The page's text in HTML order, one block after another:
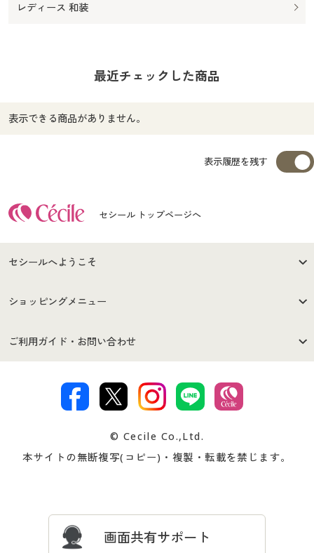
レディース 和装
最近チェックした商品
表示できる商品がありません。
表示履歴を残す
セシール トップページへ
セシールへようこそ
はじめての方へ
セシールご利用規約
著作権・商標について 会社案内
ショッピングメニュー
商品カテゴリ
プレゼント＆キャンペーン サイトマップ
ご利用ガイド・お問い合わせ
交換・返品は お支払は
ついて
忘れの場合
© Cecile Co.,Ltd.
本サイトの無断複写(コピー)・複製・転載を禁じます。
画面共有サポート